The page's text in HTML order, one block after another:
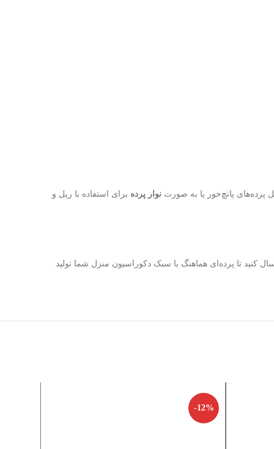
پانچ‌خور یا به صورت نوار پرده برای استفاده با ریل و
کنید تا پرده‌ای هماهنگ با سبک دکوراسیون منزل شما تولید
-12%